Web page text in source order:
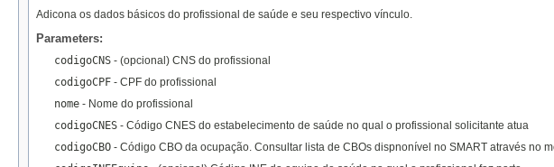
Adicona os dados básicos do profissional de saúde e seu respectivo vínculo.
Parameters:
codigoCNS - (opcional) CNS do profissional
codigoCPF - CPF do profissional
nome - Nome do profissional
codigoCNES - Código CNES do estabelecimento de saúde no qual o profissional solicitante atua
codigoCBO - Código CBO da ocupação. Consultar lista de CBOs dispnonível no SMART através no